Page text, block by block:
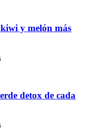
y melón más
detox de cada